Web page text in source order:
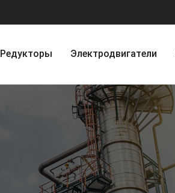
Редукторы Электродвигатели